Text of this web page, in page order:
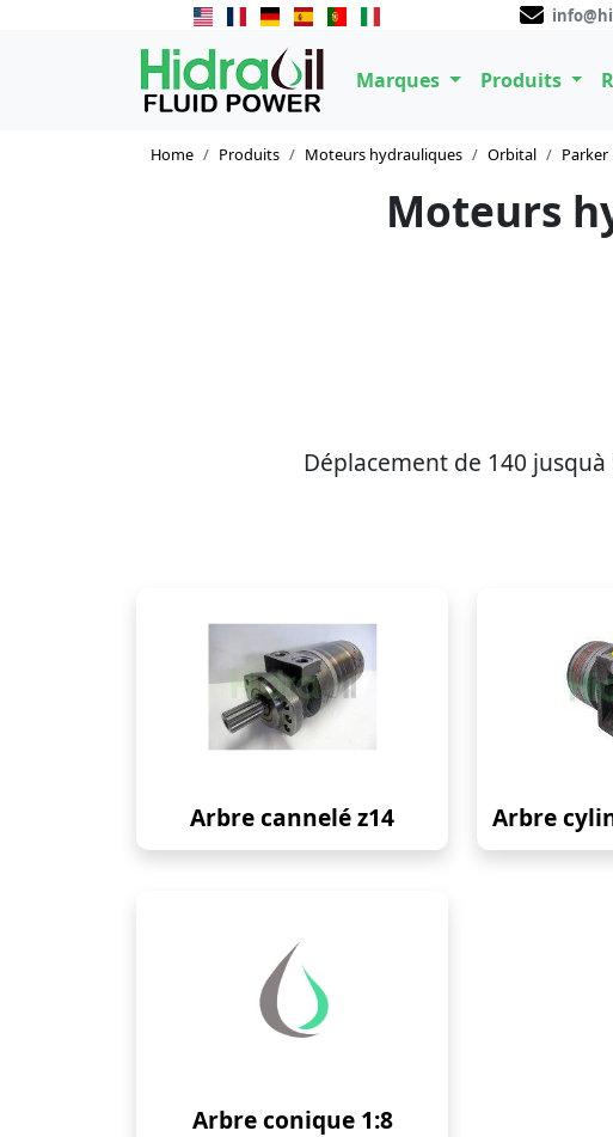
Marques Produits
Home Produits Moteurs hydrauliques Orbital Parker
Moteurs
Déplacement de 140
Arbre cannelé z14 Arbre
Arbre conique 1:8